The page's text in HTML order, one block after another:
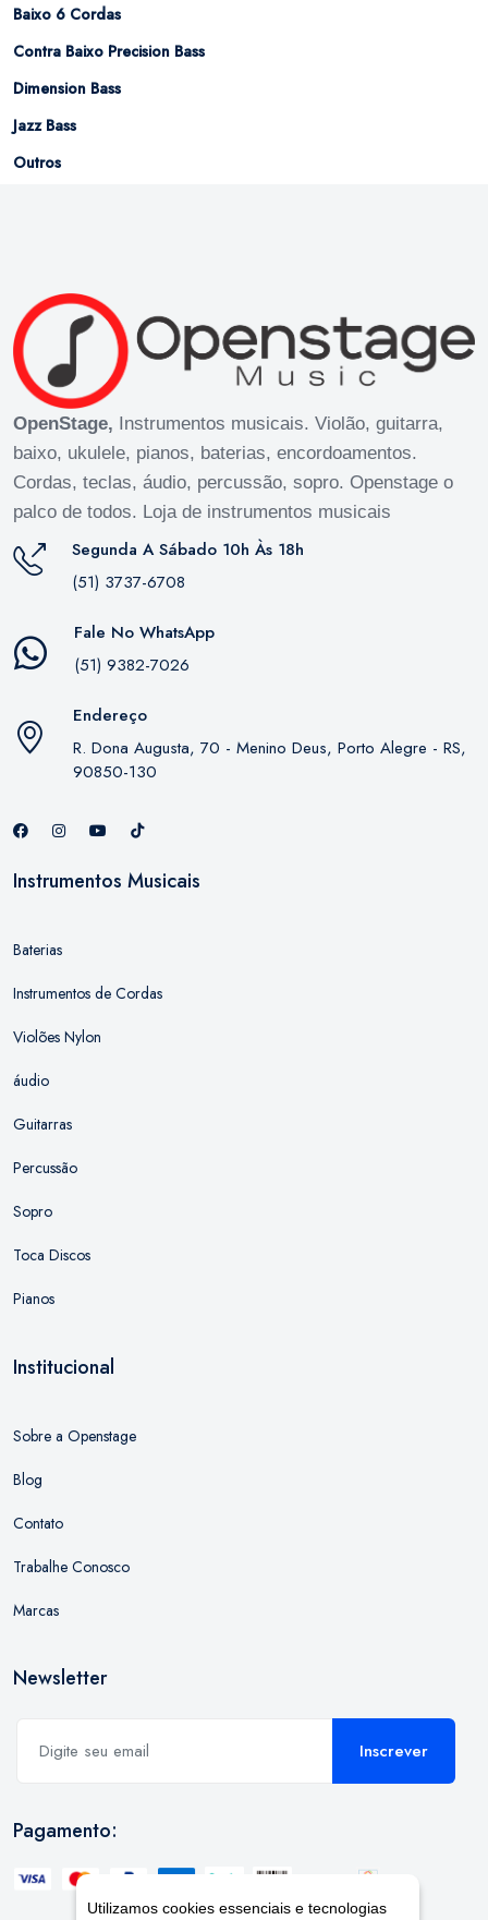
Baixo 6 Cordas
Contra Baixo Precision Bass
Dimension Bass
Jazz Bass
Outros
OpenStage, Instrumentos musicais. Violão, guitarra,
baixo, ukulele, pianos, baterias, encordoamentos.
Cordas, teclas, áudio, percussão, sopro. Openstage o
palco de todos. Loja de instrumentos musicais
Segunda A Sábado 10h Às 18h
(51) 3737-6708
Fale No WhatsApp
(51) 9382-7026
Endereço
R. Dona Augusta, 70 - Menino Deus, Porto Alegre - RS,
90850-130
Instrumentos Musicais
Baterias
Instrumentos de Cordas
Violões Nylon
áudio
Guitarras
Percussão
Sopro
Toca Discos
Pianos
Institucional
Sobre a Openstage
Blog
Contato
Trabalhe Conosco
Marcas
Newsletter
Inscrever
Pagamento:
Utilizamos cookies essenciais e tecnologias